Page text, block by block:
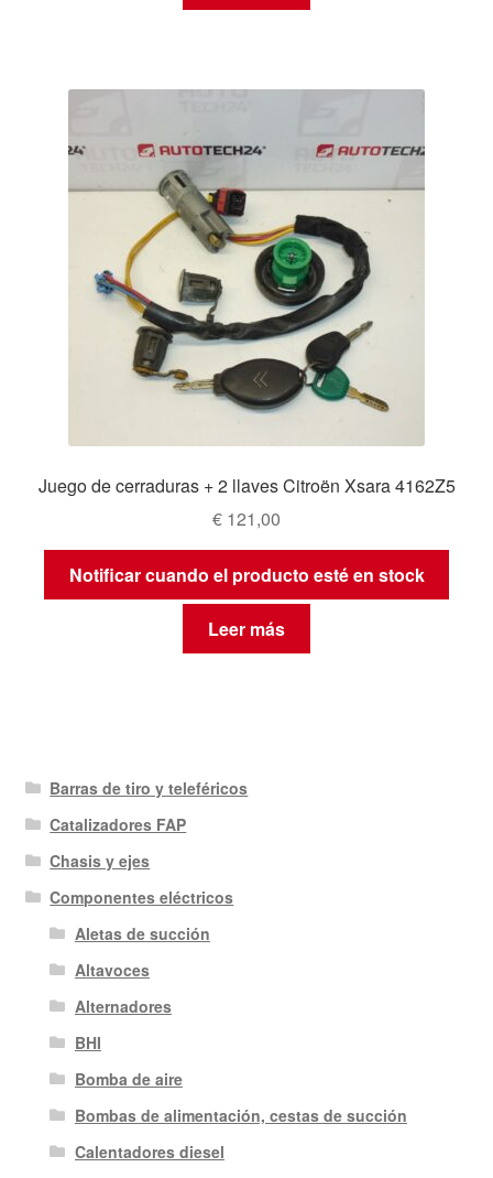
Juego de cerraduras + 2 llaves Citroën Xsara 4162Z5
€ 121,00
Notificar cuando el producto esté en stock
Leer más
Barras de tiro y teleféricos
Catalizadores FAP
Chasis y ejes
Componentes eléctricos
Aletas de succión
Altavoces
Alternadores
BHI
Bomba de aire
Bombas de alimentación, cestas de succión
Calentadores diesel